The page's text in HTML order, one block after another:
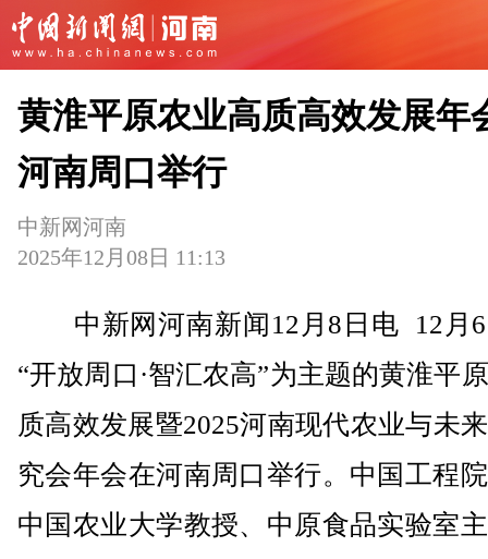
黄淮平原农业高质高效发展年
河南周口举行
中新网河南
2025年12月08日 11:13
中新网河南新闻12月8日电 12月6
“开放周口·智汇农高”为主题的黄淮平
质高效发展暨2025河南现代农业与未
究会年会在河南周口举行。中国工程
中国农业大学教授、中原食品实验室